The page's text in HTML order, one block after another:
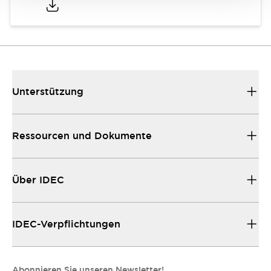
Unterstützung
Ressourcen und Dokumente
Über IDEC
IDEC-Verpflichtungen